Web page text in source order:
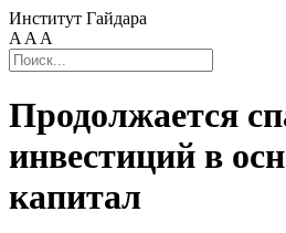
Институт Гайдара
A A A
Продолжается
инвестиций в
капитал